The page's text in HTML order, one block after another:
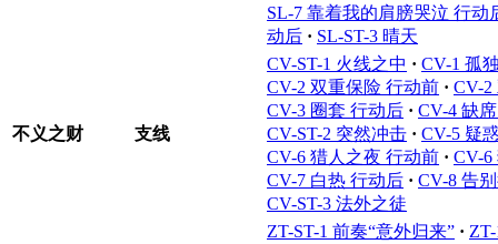
SL-7 靠着我的肩膀哭泣 行动
动后 · SL-ST-3 晴天
不义之财 支线
CV-ST-1 火线之中 · CV-1 孤
CV-2 双重保险 行动前 · CV-2
CV-3 圈套 行动后 · CV-4 缺
CV-ST-2 突然冲击 · CV-5 疑
CV-6 猎人之夜 行动前 · CV-6
CV-7 白热 行动后 · CV-8 告
CV-ST-3 法外之徒
ZT-ST-1 前奏“意外归来” ·